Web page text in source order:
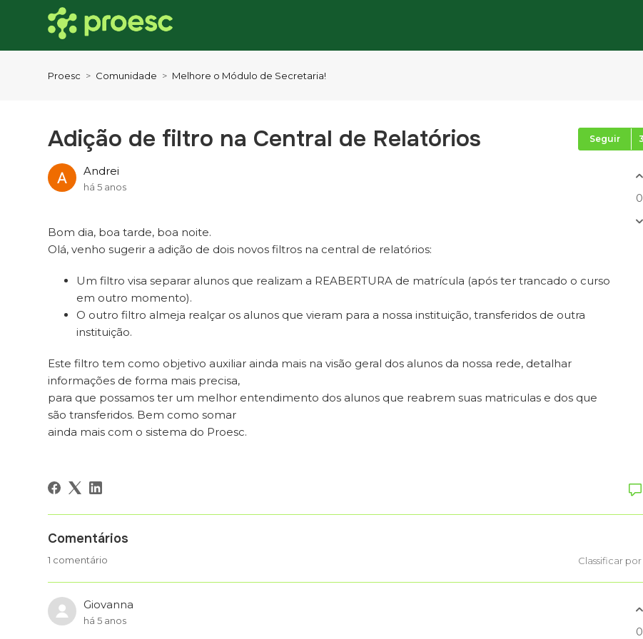
Proesc Comunidade Melhore o Módulo de Secretaria!
Adição de filtro na Central de Relatórios Seguir
Andrei
há 5 anos
Bom dia, boa tarde, boa noite.
Olá, venho sugerir a adição de dois novos filtros na central de relatórios:
Um filtro visa separar alunos que realizam a REABERTURA de matrícula (após ter trancado o curso
em outro momento).
O outro filtro almeja realçar os alunos que vieram para a nossa instituição, transferidos de outra
instituição.
Este filtro tem como objetivo auxiliar ainda mais na visão geral dos alunos da nossa rede, detalhar
informações de forma mais precisa,
para que possamos ter um melhor entendimento dos alunos que reabrem suas matriculas e dos que
são transferidos. Bem como somar
ainda mais com o sistema do Proesc.
0
Comentários
1 comentário Classificar por
Giovanna
há 5 anos
0